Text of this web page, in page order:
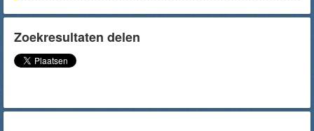
Zoekresultaten delen